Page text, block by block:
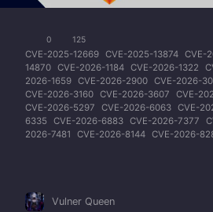
0 125
CVE-2025-12669 CVE-2025-13874 CVE-
14870 CVE-2026-1184 CVE-2026-1322
2026-1659 CVE-2026-2900 CVE-2026-
CVE-2026-3160 CVE-2026-3607 CVE-
CVE-2026-5297
CVE-2026-6063 CVE-
6335
CVE-2026-6883 CVE-2026-7377
2026-7481
CVE-2026-8144 CVE-2026-
Vulner Queen